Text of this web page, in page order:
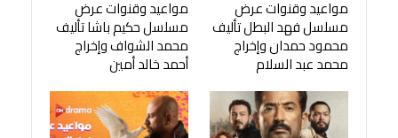
مواعيد وقنوات عرض
مسلسل فهد البطل تأليف
محمود حمدان وإخراج
محمد عبد السلام
مواعيد وقنوات عرض
مسلسل حكيم باشا تأليف
محمد الشواف وإخراج
أحمد خالد أمين